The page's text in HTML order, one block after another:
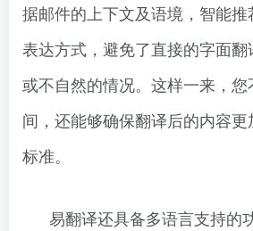
据邮件的上下文及语境，智能
表达方式，避免了直接的字面
或不自然的情况。这样一来，
间，还能够确保翻译后的内容
标准。
易翻译还具备多语言支持的